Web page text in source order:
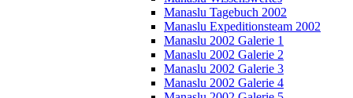
Manaslu Tagebuch 2002
Manaslu Expeditionsteam 2002
Manaslu 2002 Galerie 1
Manaslu 2002 Galerie 2
Manaslu 2002 Galerie 3
Manaslu 2002 Galerie 4